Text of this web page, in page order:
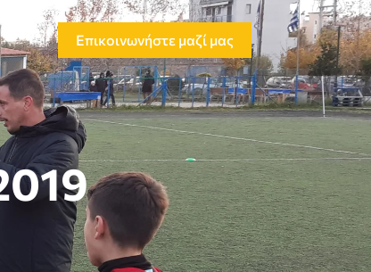
Επικοινωνήστε μαζί μας